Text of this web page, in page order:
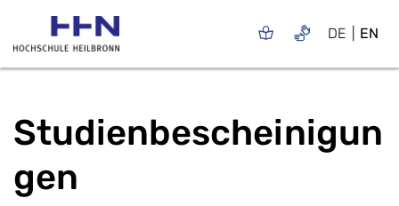
DE EN
Studienbescheinigun
gen